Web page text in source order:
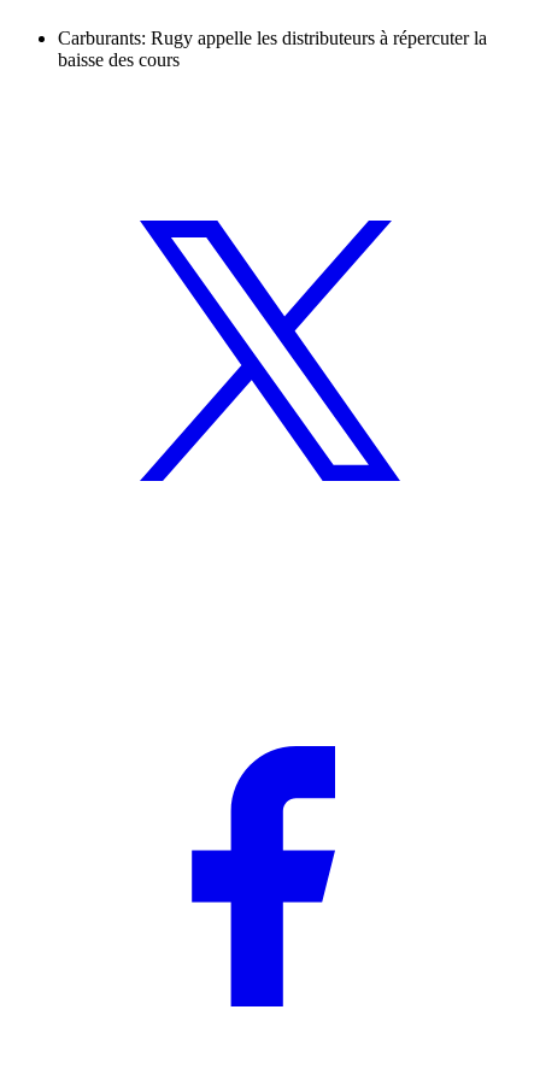
Carburants: Rugy appelle les distributeurs à répercuter la
baisse des cours